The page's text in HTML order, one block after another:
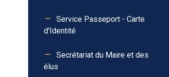
Service Passeport - Carte
d'Identité
Secrétariat du Maire et des
élus